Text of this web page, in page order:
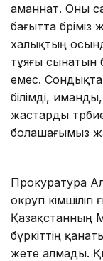
аманнат. Оны
бағытта
халықтың
тұяғы сынатын
емес.
білімді,
жастарды
болашағымыз
Прокуратура
округі
Қазақстанның
бүркіттің
жете алмады.